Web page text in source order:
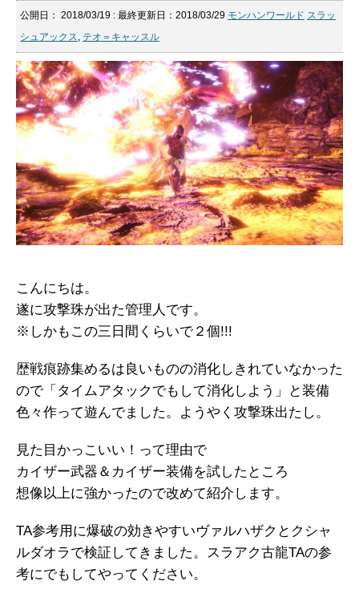
公開日： 2018/03/19 : 最終更新日：2018/03/29 モンハンワールド スラッ
シュアックス, テオ＝キャッスル
こんにちは。
遂に攻撃珠が出た管理人です。
※しかもこの三日間くらいで２個!!!
歴戦痕跡集めるは良いものの消化しきれていなかった
ので「タイムアタックでもして消化しよう」と装備
色々作って遊んでました。ようやく攻撃珠出たし。
見た目かっこいい！って理由で
カイザー武器＆カイザー装備を試したところ
想像以上に強かったので改めて紹介します。
TA参考用に爆破の効きやすいヴァルハザクとクシャ
ルダオラで検証してきました。スラアク古龍TAの参
考にでもしてやってください。